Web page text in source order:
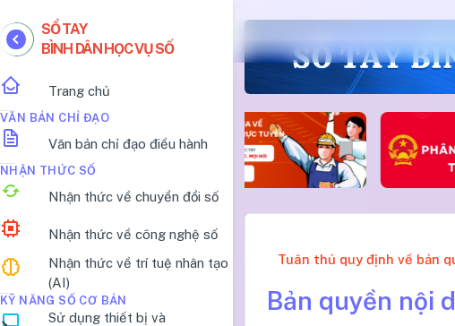
SỔ TAY
BÌNH DÂN HỌC VỤ SỐ
Trang chủ
VĂN BẢN CHỈ ĐẠO
Văn bản chỉ đạo điều hành
NHẬN THỨC SỐ
Nhận thức về chuyển đổi số
Nhận thức về công nghệ số
Nhận thức về trí tuệ nhân tạo
(AI)
KỸ NĂNG SỐ CƠ BẢN
Sử dụng thiết bị và
Tuân thủ quy định về bản
Bản quyền nội